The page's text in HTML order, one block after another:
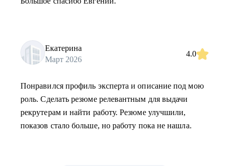
Екатерина
Март 2026
4.0
Понравился профиль эксперта и описание под мою
роль. Сделать резюме релевантным для выдачи
рекрутерам и найти работу. Резюме улучшили,
показов стало больше, но работу пока не нашла.